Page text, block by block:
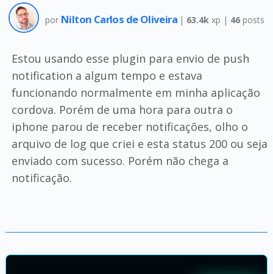
por Nilton Carlos de Oliveira | 63.4k xp | 46 posts
Estou usando esse plugin para envio de push
notification a algum tempo e estava
funcionando normalmente em minha aplicação
cordova. Porém de uma hora para outra o
iphone parou de receber notificações, olho o
arquivo de log que criei e esta status 200 ou seja
enviado com sucesso. Porém não chega a
notificação.